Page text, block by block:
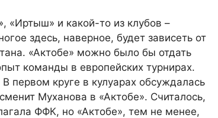
«Иртыш» и какой-то из клубов –
здесь, наверное, будет зависеть от
«Актобе» можно было бы отдать
команды в европейских турнирах.
первом круге в кулуарах обсуждалась
Муханова в «Актобе». Считалось,
ФФК, но «Актобе», тем не менее,